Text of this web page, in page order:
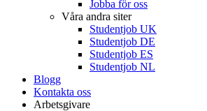
Jobba för oss
Våra andra siter
Studentjob UK
Studentjob DE
Studentjob ES
Studentjob NL
Blogg
Kontakta oss
Arbetsgivare